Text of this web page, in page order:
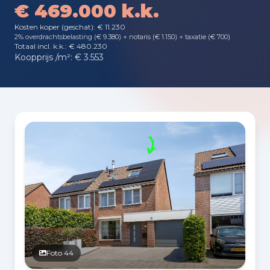
€ 469.000 k.k.
Kosten koper (geschat): € 11.230
2% overdrachtsbelasting (€ 9.380) + notaris (€ 1.150) + taxatie (€ 700)
Totaal incl. k.k.: € 480.230
Koopprijs /m²: € 3.553
Fotogalerij
Foto 44